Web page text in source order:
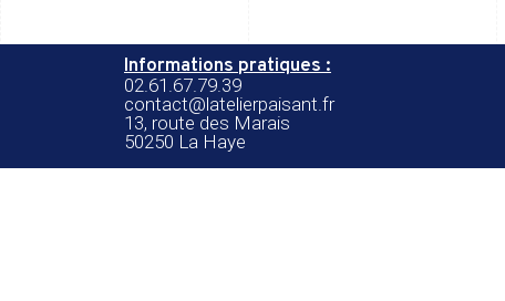
Informations pratiques :
02.61.67.79.39
contact@latelierpaisant.fr
13, route des Marais
50250 La Haye